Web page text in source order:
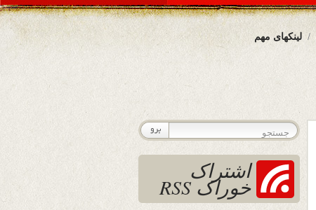
لینکهای مهم
اشتراک
خوراک RSS